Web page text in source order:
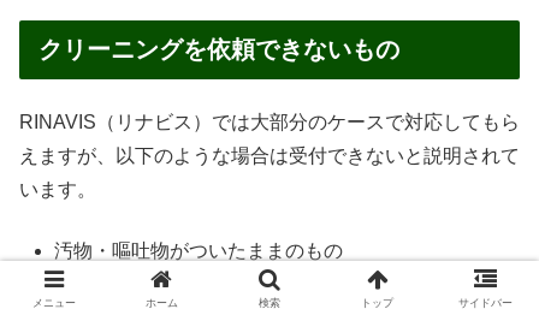
クリーニングを依頼できないもの
RINAVIS（リナビス）では大部分のケースで対応してもら
えますが、以下のような場合は受付できないと説明されて
います。
汚物・嘔吐物がついたままのもの
ペットが使用したもの
メニュー ホーム 検索 トップ サイドバー